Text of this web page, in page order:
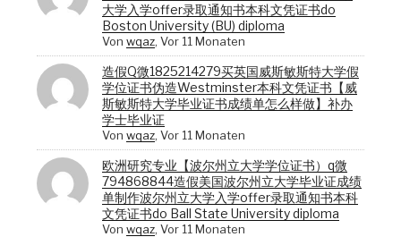
大学入学offer录取通知书本科文凭证书do
Boston University (BU) diploma
Vonwqaz,Vor 11 Monaten
造假Q微1825214279买英国威斯敏斯特大学假
学位证书伪造Westminster本科文凭证书【威
斯敏斯特大学毕业证书成绩单怎么样做】补办
学士毕业证
Vonwqaz,Vor 11 Monaten
欧洲研究专业【波尔州立大学学位证书）q微
794868844造假美国波尔州立大学毕业证成绩
单制作波尔州立大学入学offer录取通知书本科
文凭证书do Ball State University diploma
Vonwqaz,Vor 11 Monaten